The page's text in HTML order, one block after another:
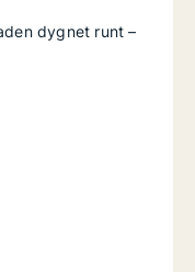
dygnet runt –